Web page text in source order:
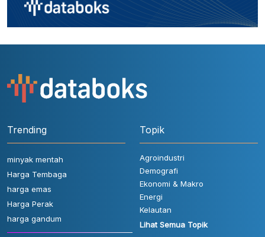
Trending
minyak mentah
Harga Tembaga
harga emas
Harga Perak
harga gandum
Topik
Agroindustri
Demografi
Ekonomi & Makro
Energi
Kelautan
Lihat Semua Topik